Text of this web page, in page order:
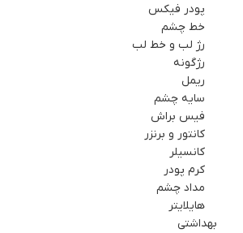
پودر فیکس
خط چشم
رژ لب و خط لب
رژگونه
ریمل
سایه چشم
فيس براش
کانتور و برنزر
کانسیلر
کرم پودر
مداد چشم
هایلایتر
بهداشتي